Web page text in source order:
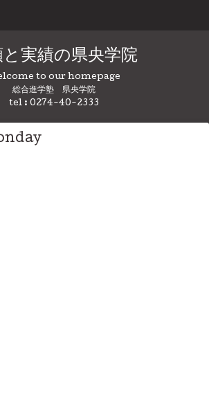
実績の県央学院
to our homepage
総合進学塾 県央学院
tel : 0274-40-2333